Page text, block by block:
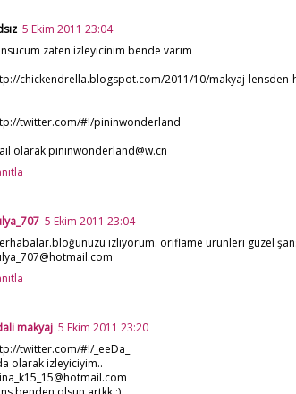
5 Ekim 2011 23:04
zaten izleyicinim bende varım
chickendrella.blogspot.com/2011/10/makyaj-lensden-
twitter.com/#!/pininwonderland
olarak pininwonderland@w.cn
5 Ekim 2011 23:04
izliyorum. oriflame ürünleri güzel
makyaj 5 Ekim 2011 23:20
twitter.com/#!/_eeDa_
olarak izleyiciyim..